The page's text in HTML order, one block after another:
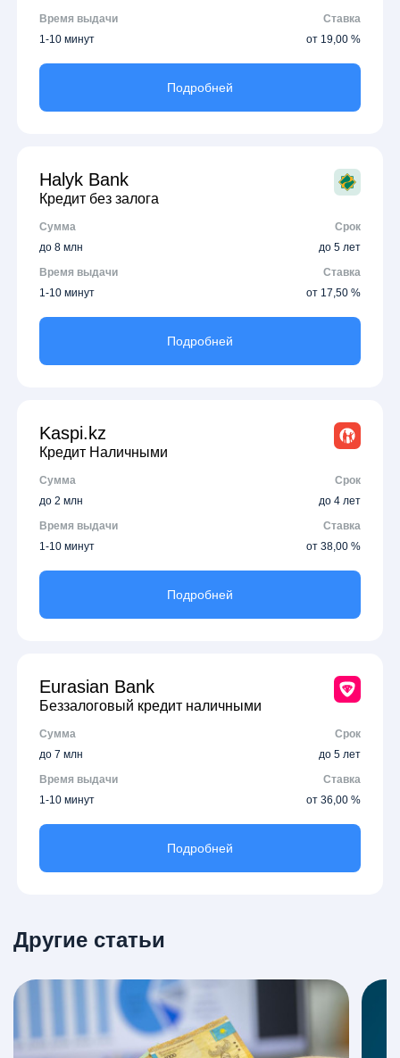
Время выдачи
Ставка
1-10 минут
от 19,00 %
Подробней
Halyk Bank
Кредит без залога
Сумма
Срок
до 8 млн
до 5 лет
Время выдачи
Ставка
1-10 минут
от 17,50 %
Подробней
Kaspi.kz
Кредит Наличными
Сумма
Срок
до 2 млн
до 4 лет
Время выдачи
Ставка
1-10 минут
от 38,00 %
Подробней
Eurasian Bank
Беззалоговый кредит наличными
Сумма
Срок
до 7 млн
до 5 лет
Время выдачи
Ставка
1-10 минут
от 36,00 %
Подробней
Другие статьи